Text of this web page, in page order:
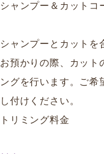
シャンプー＆カットコ
シャンプーとカットを
お預かりの際、カット
ングを行います。ご希
し付けください。
トリミング料金